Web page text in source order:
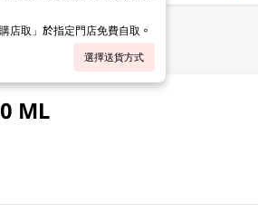
店取」於指定門店免費自取。
選擇送貨方式
ML